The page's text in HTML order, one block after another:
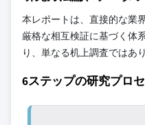
本レポートは、直接的な業
厳格な相互検証に基づく体
り、単なる机上調査ではあ
6ステップの研究プロ